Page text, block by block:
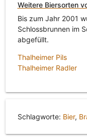
Weitere Biersorten
Bis zum Jahr 2001
Schlossbrunnen im
abgefüllt.
Thalheimer Pils
Thalheimer Radler
Schlagworte: Bier,